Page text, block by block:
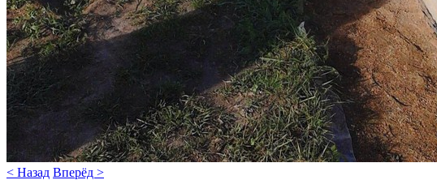
< Назад Вперёд >